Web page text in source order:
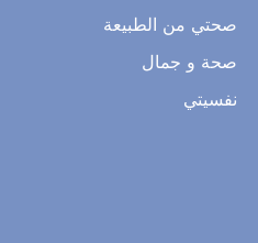
صحتي من الطبيعة
صحة و جمال
نفسيتي